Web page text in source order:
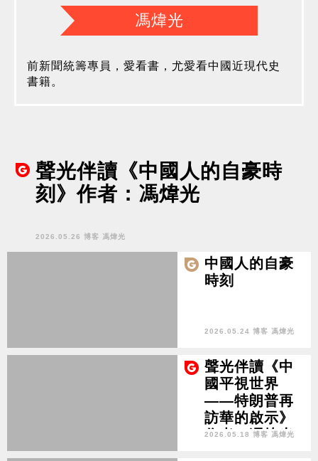
馮煒光
前新聞統籌專員，愛看書，尤愛看中國近現代史
書籍。
聲光伴讀《中國人的自豪時
刻》作者：馮煒光
2026.05.26 博客 馮煒光
中國人的自豪
時刻
2026.05.24 博客 馮煒光
聲光伴讀《中
國平視世界
——特朗普再
訪華的啟示》
作者：馮煒光
2026.05.18 博客 馮煒光